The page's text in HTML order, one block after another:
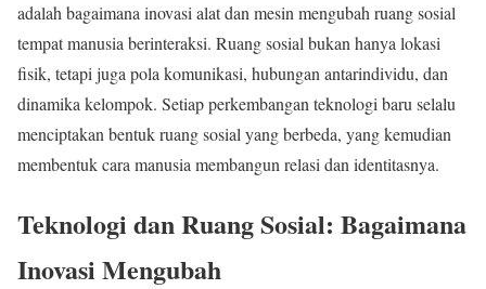
adalah bagaimana inovasi alat dan mesin mengubah ruang sosial
tempat manusia berinteraksi. Ruang sosial bukan hanya lokasi
fisik, tetapi juga pola komunikasi, hubungan antarindividu, dan
dinamika kelompok. Setiap perkembangan teknologi baru selalu
menciptakan bentuk ruang sosial yang berbeda, yang kemudian
membentuk cara manusia membangun relasi dan identitasnya.
Teknologi dan Ruang Sosial: Bagaimana
Inovasi Mengubah